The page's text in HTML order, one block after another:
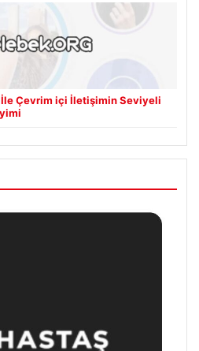
Çevrim içi İletişimin Seviyeli